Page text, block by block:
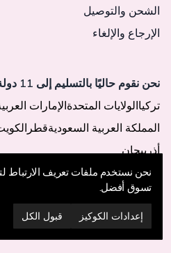
الشحن والتوصيل
الإرجاع والإلغاء
نحن نقوم حاليًا بالتسليم إلى 11 دولة
تركياالولايات المتحدةالإمارات
المملكة العربية السعوديةقطر
أذربيجان
© 2025 MegaButik -
إعدادات الكوكيز
نحن نستخدم ملفات تعريف الارتباط
تسوق أفضل.
إعدادات الكوكيز قبول الكل